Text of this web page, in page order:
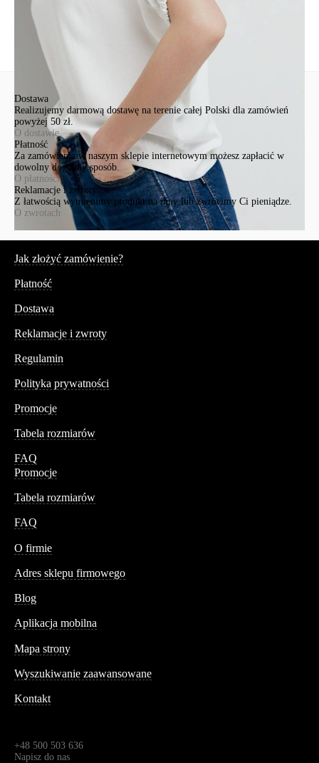
Dostawa
Realizujemy darmową dostawę na terenie całej Polski dla zamówień
powyżej 50 zł.
O dostawie
Płatność
Za zamówienia w naszym sklepie internetowym możesz zapłacić w
dowolny dogodny sposób.
O płatności
Reklamacje i zwroty
Z łatwością wymienimy produkt na inny lub zwrócimy Ci pieniądze.
O zwrotach
Jak złożyć zamówienie?
Płatność
Dostawa
Reklamacje i zwroty
Regulamin
Polityka prywatności
Promocje
Tabela rozmiarów
FAQ
Promocje
Tabela rozmiarów
FAQ
O firmie
Adres sklepu firmowego
Blog
Aplikacja mobilna
Mapa strony
Wyszukiwanie zaawansowane
Kontakt
+48 500 503 636
Napisz do nas